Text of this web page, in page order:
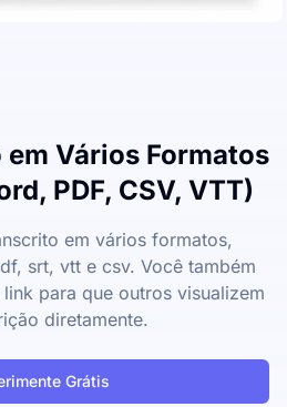
Vários Formatos
PDF, CSV, VTT)
em vários formatos,
srt, vtt e csv. Você também
para que outros visualizem
diretamente.
Grátis